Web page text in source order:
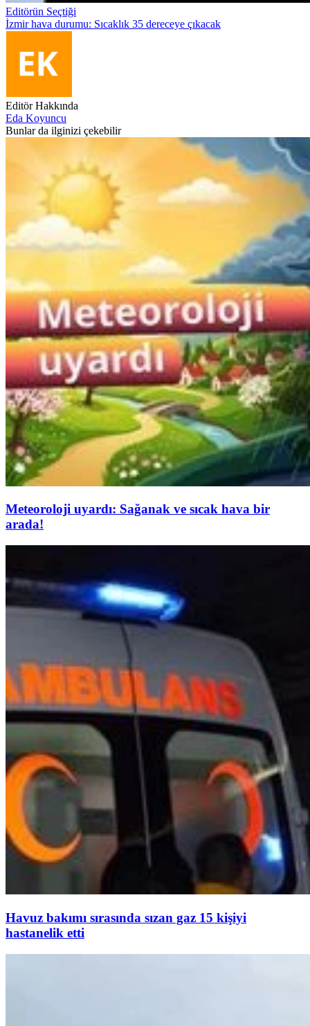
Editörün Seçtiği
İzmir hava durumu: Sıcaklık 35 dereceye çıkacak
Editör Hakkında
Eda Koyuncu
Bunlar da ilginizi çekebilir
Meteoroloji uyardı: Sağanak ve sıcak hava bir
arada!
Havuz bakımı sırasında sızan gaz 15 kişiyi
hastanelik etti